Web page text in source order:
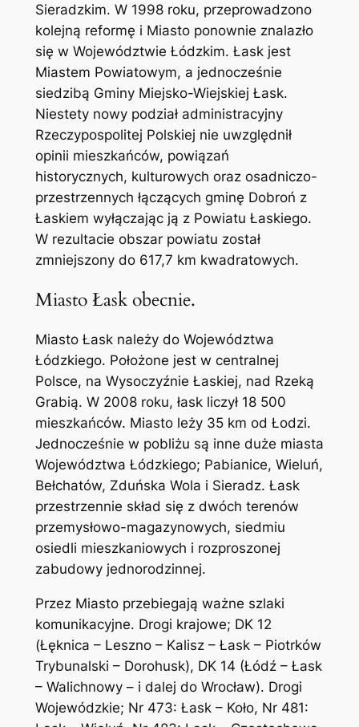
Sieradzkim. W 1998 roku, przeprowadzono
kolejną reformę i Miasto ponownie znalazło
się w Województwie Łódzkim. Łask jest
Miastem Powiatowym, a jednocześnie
siedzibą Gminy Miejsko-Wiejskiej Łask.
Niestety nowy podział administracyjny
Rzeczypospolitej Polskiej nie uwzględnił
opinii mieszkańców, powiązań
historycznych, kulturowych oraz osadniczo-
przestrzennych łączących gminę Dobroń z
Łaskiem wyłączając ją z Powiatu Łaskiego.
W rezultacie obszar powiatu został
zmniejszony do 617,7 km kwadratowych.
Miasto Łask obecnie.
Miasto Łask należy do Województwa
Łódzkiego. Położone jest w centralnej
Polsce, na Wysoczyźnie Łaskiej, nad Rzeką
Grabią. W 2008 roku, łask liczył 18 500
mieszkańców. Miasto leży 35 km od Łodzi.
Jednocześnie w pobliżu są inne duże miasta
Województwa Łódzkiego; Pabianice, Wieluń,
Bełchatów, Zduńska Wola i Sieradz. Łask
przestrzennie skład się z dwóch terenów
przemysłowo-magazynowych, siedmiu
osiedli mieszkaniowych i rozproszonej
zabudowy jednorodzinnej.
Przez Miasto przebiegają ważne szlaki
komunikacyjne. Drogi krajowe; DK 12
(Łęknica – Leszno – Kalisz – Łask – Piotrków
Trybunalski – Dorohusk), DK 14 (Łódź – Łask
– Walichnowy – i dalej do Wrocław). Drogi
Wojewódzkie; Nr 473: Łask – Koło, Nr 481: